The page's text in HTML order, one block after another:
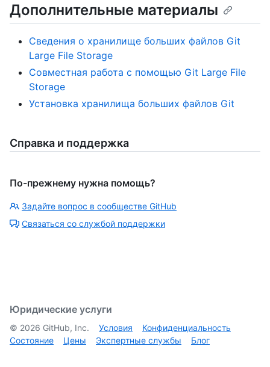
Дополнительные материалы
Сведения о хранилище больших файлов Git
Large File Storage
Совместная работа с помощью Git Large File
Storage
Установка хранилища больших файлов Git
Справка и поддержка
По-прежнему нужна помощь?
Задайте вопрос в сообществе GitHub
Связаться со службой поддержки
Юридические услуги
© 2026 GitHub, Inc. Условия
Конфиденциальность
Состояние
Цены Экспертные службы Блог